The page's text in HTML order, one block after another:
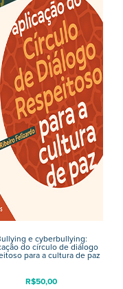
e cyberbullying:
do círculo de diálogo
para a cultura de paz
R$50,00